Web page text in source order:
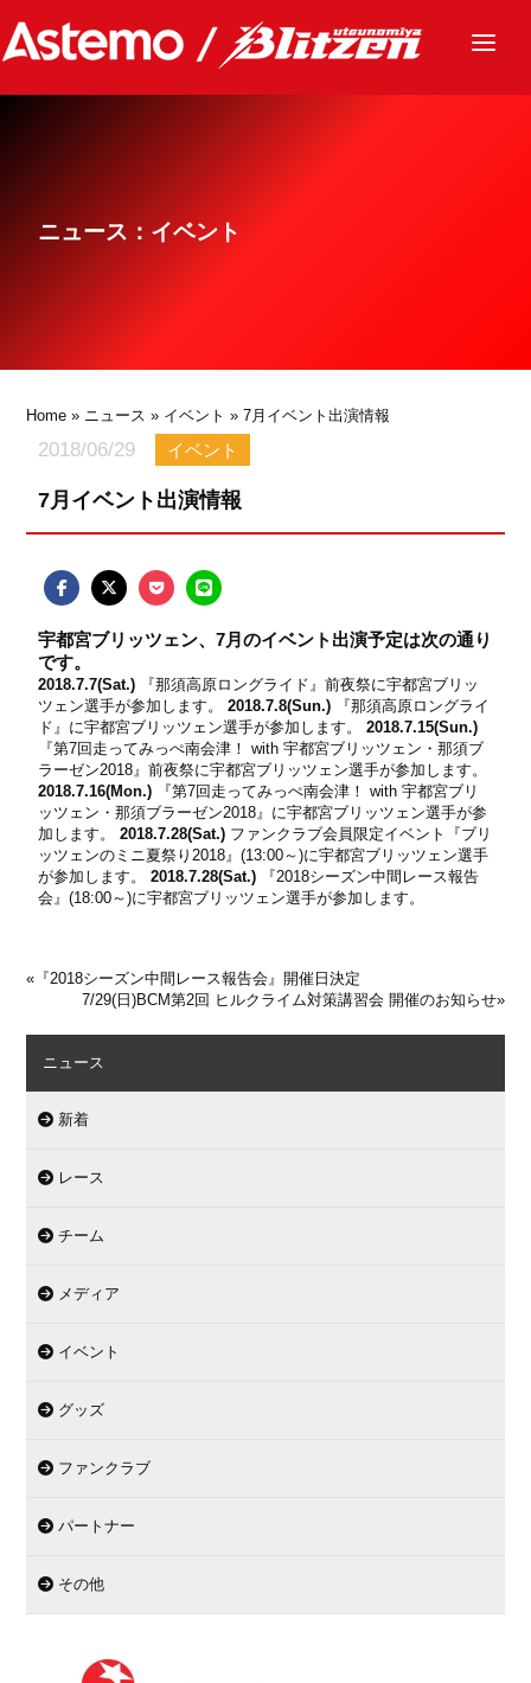
ニュース
グッズ
ニュース：イベント
Home » ニュース » イベント » 7月イベント出演情報
2018/06/29 イベント
7月イベント出演情報
宇都宮ブリッツェン、7月のイベント出演予定は次の通り
です。
2018.7.7(Sat.) 『那須高原ロングライド』前夜祭に宇都宮ブリッ
ツェン選手が参加します。2018.7.8(Sun.)
『那須高原ロングライ
ド』 に宇都宮ブリッツェン選手が参加します。2018.7.15(Sun.)
『第7回走ってみっぺ南会津！ with 宇都宮ブリッツェン・那須ブ
ラーゼン2018』前夜祭に宇都宮ブリッツェン選手が参加します。
2018.7.16(Mon.)
『第7回走ってみっぺ南会津！ with 宇都宮ブリ
ッツェン・那須ブラーゼン2018』 に宇都宮ブリッツェン選手が参
加します。2018.7.28(Sat.) ファンクラブ会員限定イベント『ブリ
ッツェンのミニ夏祭り2018』(13:00～)に宇都宮ブリッツェン選手
が参加します。2018.7.28(Sat.)
『2018シーズン中間レース報告
会』(18:00～)に宇都宮ブリッツェン選手が参加します。
« 『2018シーズン中間レース報告会』開催日決定
7/29(日)BCM第2回 ヒルクライム対策講習会 開催のお知らせ»
ニュース
新着
レース
チーム
メディア
イベント
グッズ
ファンクラブ
パートナー
その他